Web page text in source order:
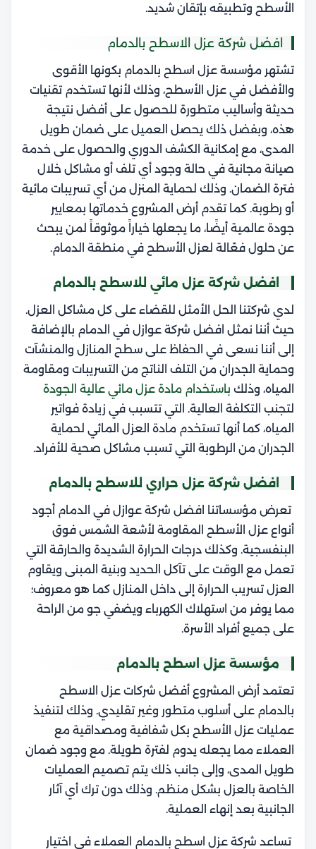
الأسطح وتطبيقه بإتقان شديد.
افضل شركة عزل الاسطح بالدمام
تشتهر مؤسسة عزل اسطح بالدمام بكونها الأقوى
والأفضل في عزل الأسطح، وذلك لأنها تستخدم تقنيات
حديثة وأساليب متطورة للحصول على أفضل نتيجة
هذه، وبفضل ذلك يحصل العميل على ضمان طويل
المدى، مع إمكانية الكشف الدوري والحصول على خدمة
صيانة مجانية في حالة وجود أي تلف أو مشاكل خلال
فترة الضمان. وذلك لحماية المنزل من أي تسريبات مائية
أو رطوبة. كما تقدم أرض المشروع خدماتها بمعايير
جودة عالمية أيضًا، ما يجعلها خياراً موثوقاً لمن يبحث
عن حلول فعّالة لعزل الأسطح في منطقة الدمام.
افضل شركة عزل مائي للاسطح بالدمام
لدي شركتنا الحل الأمثل للقضاء على كل مشاكل العزل.
حيث أننا نمثل افضل شركة عوازل في الدمام بالإضافة
إلى أننا نسعى في الحفاظ على سطح المنازل والمنشآت
وحماية الجدران من التلف الناتج من التسريبات ومقاومة
المياه، وذلك باستخدام مادة عزل مائي عالية الجودة
لتجنب التكلفة العالية. التي تتسبب في زيادة فواتير
المياه، كما أنها تستخدم مادة العزل المائي لحماية
الجدران من الرطوبة التي تسبب مشاكل صحية للأفراد.
افضل شركة عزل حراري للاسطح بالدمام
تعرض مؤسساتنا افضل شركة عوازل في الدمام أجود
أنواع عزل الأسطح المقاومة لأشعة الشمس فوق
البنفسجية. وكذلك درجات الحرارة الشديدة والحارقة التي
تعمل مع الوقت على تآكل الحديد وبنية المبنى ويقاوم
العزل تسريب الحرارة إلى داخل المنازل كما هو معروف؛
مما يوفر من استهلاك الكهرباء ويضفي جو من الراحة
على جميع أفراد الأسرة.
مؤسسة عزل اسطح بالدمام
تعتمد أرض المشروع أفضل شركات عزل الاسطح
بالدمام على أسلوب متطور وغير تقليدي. وذلك لتنفيذ
عمليات عزل الأسطح بكل شفافية ومصداقية مع
العملاء مما يجعله يدوم لفترة طويلة. مع وجود ضمان
طويل المدى، وإلى جانب ذلك يتم تصميم العمليات
الخاصة بالعزل بشكل منظم. وذلك دون ترك أي آثار
الجانبية بعد إنهاء العملية.
تساعد شركة عزل اسطح بالدمام العملاء في اختيار